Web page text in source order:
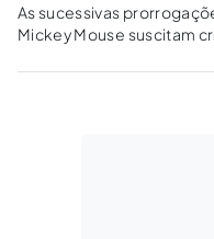
As sucessivas
Mickey Mouse suscitam
público.